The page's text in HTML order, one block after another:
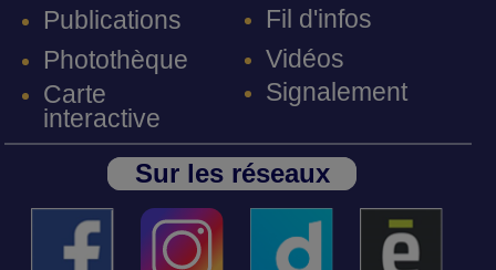
Publications
Photothèque
Carte
interactive
Fil d'infos
Vidéos
Signalement
Sur les réseaux